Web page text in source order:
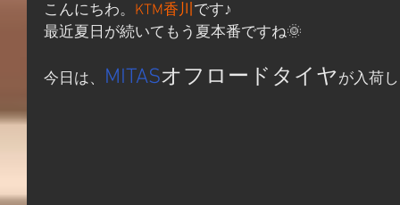
こんにちわ。 KTM香川です♪
最近夏日が続いてもう夏本番ですね🌞
今日は、 MITASオフロードタイヤが入荷